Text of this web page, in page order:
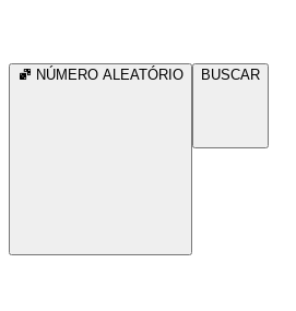
NÚMERO ALEATÓRIO BUSCAR